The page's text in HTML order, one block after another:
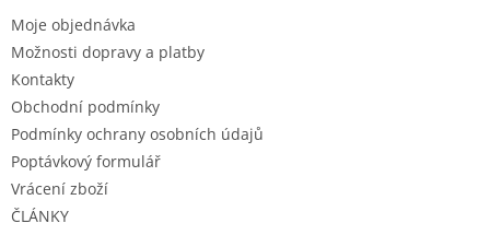
Moje objednávka
Možnosti dopravy a platby
Kontakty
Obchodní podmínky
Podmínky ochrany osobních údajů
Poptávkový formulář
Vrácení zboží
ČLÁNKY